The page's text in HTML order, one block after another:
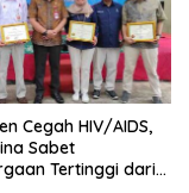
Cegah HIV/AIDS,
Sabet
Tertinggi dari